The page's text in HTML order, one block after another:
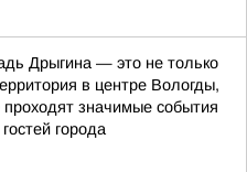
Дрыгина — это не только
в центре Вологды,
проходят значимые события
города